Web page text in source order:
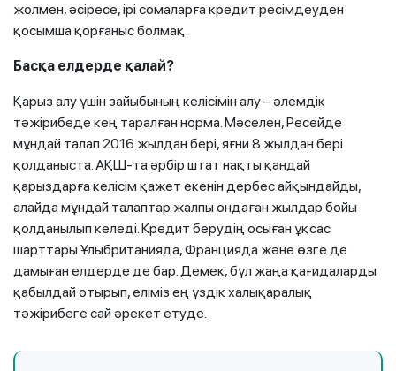
жолмен, әсіресе, ірі сомаларға кредит ресімдеуден
қосымша қорғаныс болмақ.
Басқа елдерде қалай?
Қарыз алу үшін зайыбының келісімін алу – әлемдік
тәжірибеде кең таралған норма. Мәселен, Ресейде
мұндай талап 2016 жылдан бері, яғни 8 жылдан бері
қолданыста. АҚШ-та әрбір штат нақты қандай
қарыздарға келісім қажет екенін дербес айқындайды,
алайда мұндай талаптар жалпы ондаған жылдар бойы
қолданылып келеді. Кредит берудің осыған ұқсас
шарттары Ұлыбританияда, Францияда және өзге де
дамыған елдерде де бар. Демек, бұл жаңа қағидаларды
қабылдай отырып, еліміз ең үздік халықаралық
тәжірибеге сай әрекет етуде.